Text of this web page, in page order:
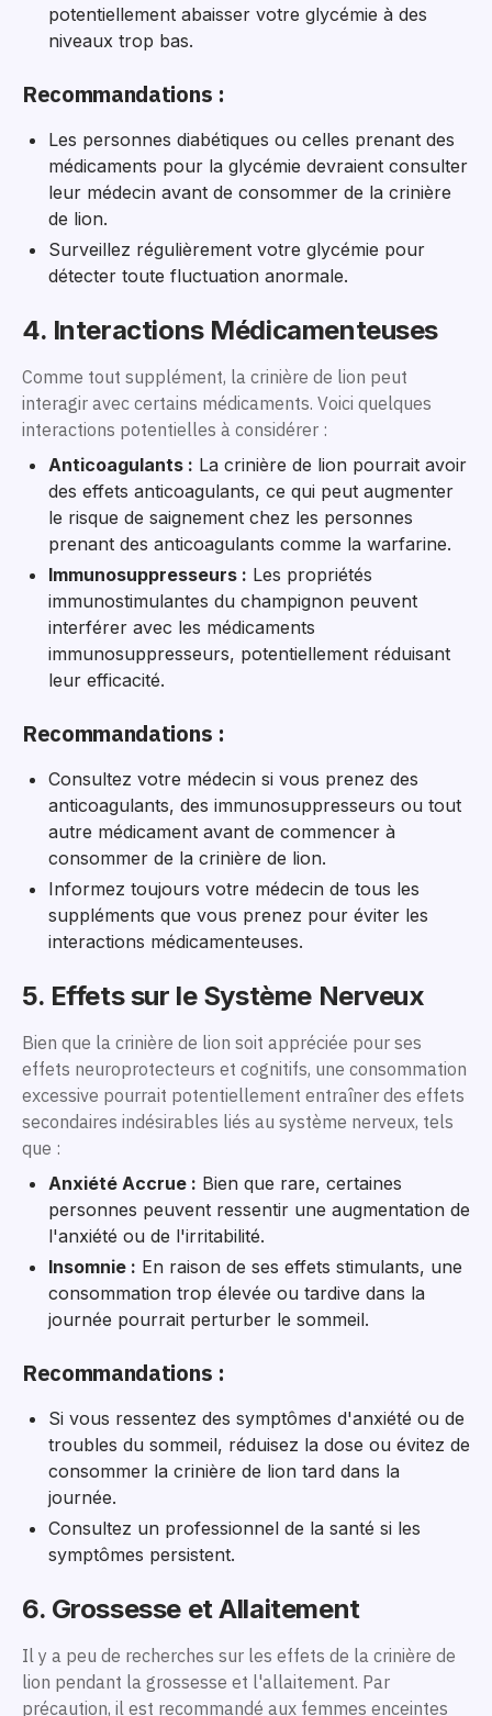
potentiellement abaisser votre glycémie à des
niveaux trop bas.
Recommandations :
Les personnes diabétiques ou celles prenant des
médicaments pour la glycémie devraient consulter
leur médecin avant de consommer de la crinière
de lion.
Surveillez régulièrement votre glycémie pour
détecter toute fluctuation anormale.
4. Interactions Médicamenteuses
Comme tout supplément, la crinière de lion peut
interagir avec certains médicaments. Voici quelques
interactions potentielles à considérer :
Anticoagulants : La crinière de lion pourrait avoir
des effets anticoagulants, ce qui peut augmenter
le risque de saignement chez les personnes
prenant des anticoagulants comme la warfarine.
Immunosuppresseurs : Les propriétés
immunostimulantes du champignon peuvent
interférer avec les médicaments
immunosuppresseurs, potentiellement réduisant
leur efficacité.
Recommandations :
Consultez votre médecin si vous prenez des
anticoagulants, des immunosuppresseurs ou tout
autre médicament avant de commencer à
consommer de la crinière de lion.
Informez toujours votre médecin de tous les
suppléments que vous prenez pour éviter les
interactions médicamenteuses.
5. Effets sur le Système Nerveux
Bien que la crinière de lion soit appréciée pour ses
effets neuroprotecteurs et cognitifs, une consommation
excessive pourrait potentiellement entraîner des effets
secondaires indésirables liés au système nerveux, tels
que :
Anxiété Accrue : Bien que rare, certaines
personnes peuvent ressentir une augmentation de
l'anxiété ou de l'irritabilité.
Insomnie : En raison de ses effets stimulants, une
consommation trop élevée ou tardive dans la
journée pourrait perturber le sommeil.
Recommandations :
Si vous ressentez des symptômes d'anxiété ou de
troubles du sommeil, réduisez la dose ou évitez de
consommer la crinière de lion tard dans la
journée.
Consultez un professionnel de la santé si les
symptômes persistent.
6. Grossesse et Allaitement
Il y a peu de recherches sur les effets de la crinière de
lion pendant la grossesse et l'allaitement. Par
précaution, il est recommandé aux femmes enceintes